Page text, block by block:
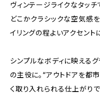
ヴィンテージライクなタッチ
どこかクラシックな空気感
イリングの程よいアクセント
シンプルなボディに映えるグ
の主役に。“アウトドアを都
く取り入れられる仕上がりで